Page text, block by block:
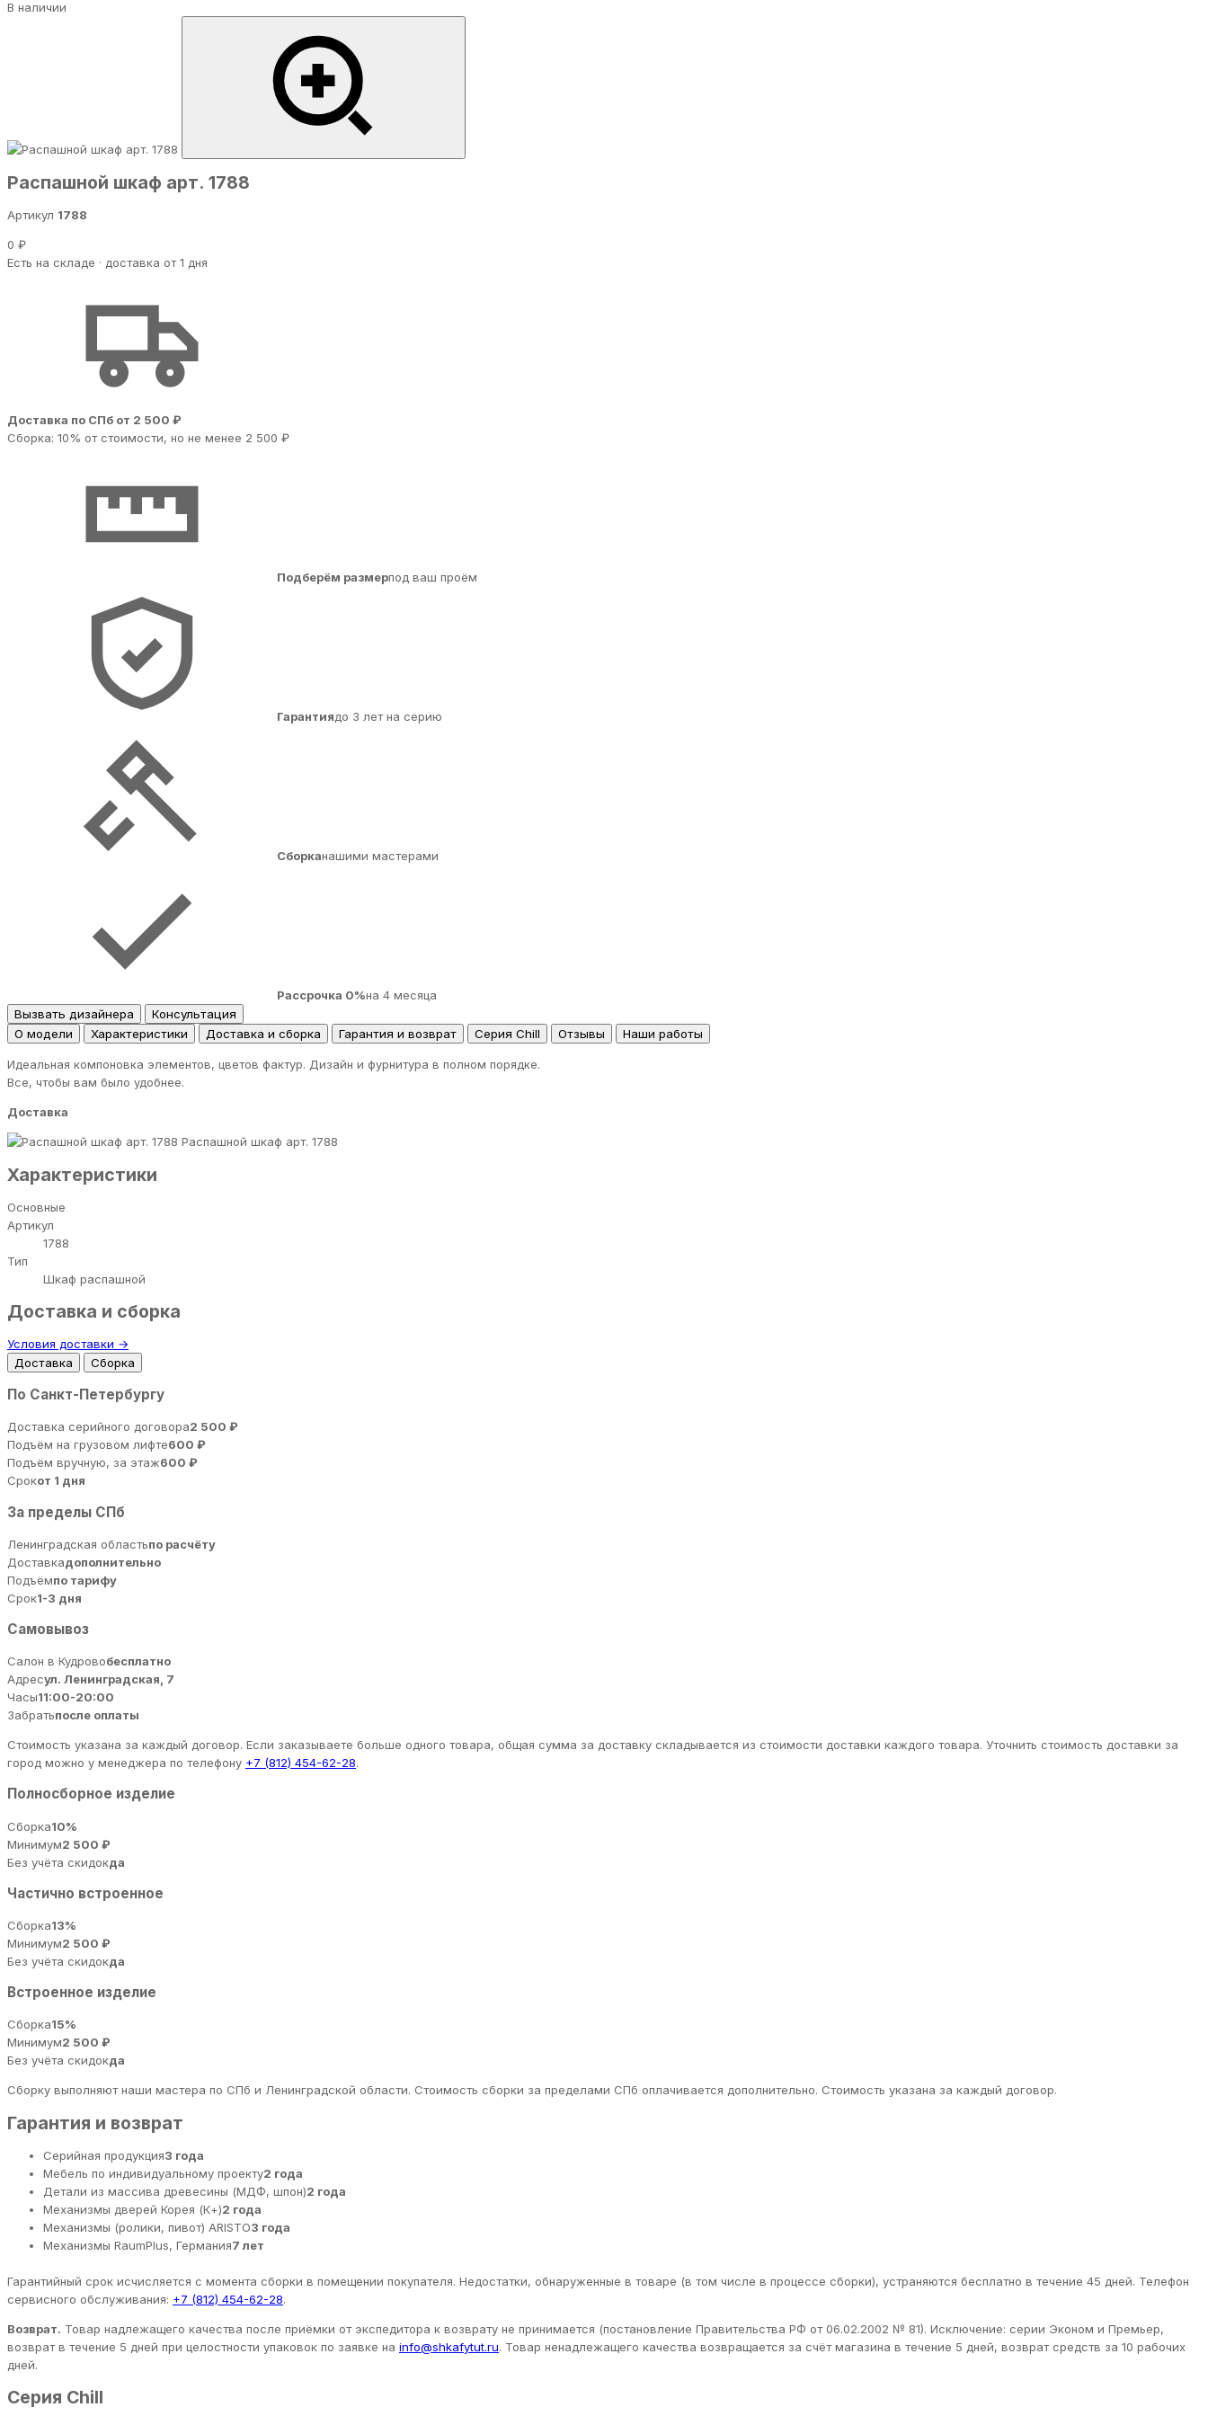
В наличии
Распашной шкаф арт. 1788
Артикул 1788
0 ₽
Есть на складе · доставка от 1 дня
Доставка по СПб от 2 500 ₽
Сборка: 10% от стоимости, но не менее 2 500 ₽
Подберём размерпод ваш проём
Гарантиядо 3 лет на серию
Сборканашими мастерами
Рассрочка 0%на 4 месяца
Вызвать дизайнера
Консультация
О модели
Характеристики Доставка и сборка Гарантия и возврат Серия Chill Отзывы Наши работы
Идеальная компоновка элементов, цветов фактур. Дизайн и фурнитура в полном порядке.
Все, чтобы вам было удобнее.
Доставка
Распашной шкаф арт. 1788
Характеристики
Основные
Артикул
1788
Тип
Шкаф распашной
Доставка и сборка
Условия доставки →
Доставка
Сборка
По Санкт-Петербургу
Доставка серийного договора2 500 ₽
Подъём на грузовом лифте600 ₽
Подъём вручную, за этаж600 ₽
Срокот 1 дня
За пределы СПб
Ленинградская областьпо расчёту
Доставкадополнительно
Подъёмпо тарифу
Срок1-3 дня
Самовывоз
Салон в Кудровобесплатно
Адресул. Ленинградская, 7
Часы11:00-20:00
Забратьпосле оплаты
Стоимость указана за каждый договор. Если заказываете больше одного товара, общая сумма за доставку складывается из стоимости доставки каждого товара. Уточнить стоимость доставки за
город можно у менеджера по телефону +7 (812) 454-62-28.
Полносборное изделие
Сборка10%
Минимум2 500 ₽
Без учёта скидокда
Частично встроенное
Сборка13%
Минимум2 500 ₽
Без учёта скидокда
Встроенное изделие
Сборка15%
Минимум2 500 ₽
Без учёта скидокда
Сборку выполняют наши мастера по СПб и Ленинградской области. Стоимость сборки за пределами СПб оплачивается дополнительно. Стоимость указана за каждый договор.
Гарантия и возврат
Серийная продукция3 года
Мебель по индивидуальному проекту2 года
Детали из массива древесины (МДФ, шпон)2 года
Механизмы дверей Корея (К+)2 года
Механизмы (ролики, пивот) ARISTO3 года
Механизмы RaumPlus, Германия7 лет
Гарантийный срок исчисляется с момента сборки в помещении покупателя. Недостатки, обнаруженные в товаре (в том числе в процессе сборки), устраняются бесплатно в течение 45 дней. Телефон
сервисного обслуживания: +7 (812) 454-62-28.
Возврат. Товар надлежащего качества после приёмки от экспедитора к возврату не принимается (постановление Правительства РФ от 06.02.2002 № 81). Исключение: серии Эконом и Премьер,
возврат в течение 5 дней при целостности упаковок по заявке на info@shkafytut.ru. Товар ненадлежащего качества возвращается за счёт магазина в течение 5 дней, возврат средств за 10 рабочих
дней.
Серия Chill